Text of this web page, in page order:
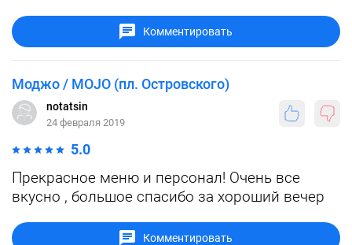
Комментировать
Моджо / MOJO (пл. Островского)
notatsin
24 февраля 2019
5.0
Прекрасное меню и персонал! Очень все
вкусно , большое спасибо за хороший вечер
Комментировать